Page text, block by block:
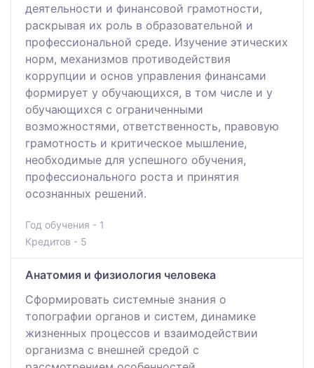
деятельности и финансовой грамотности,
раскрывая их роль в образовательной и
профессиональной среде. Изучение этических
норм, механизмов противодействия
коррупции и основ управления финансами
формирует у обучающихся, в том числе и у
обучающихся с ограниченными
возможностями, ответственность, правовую
грамотность и критическое мышление,
необходимые для успешного обучения,
профессионального роста и принятия
осознанных решений.
Год обучения - 1
Кредитов - 5
Анатомия и физиология человека
Сформировать системные знания о
топографии органов и систем, динамике
жизненных процессов и взаимодействии
организма с внешней средой с